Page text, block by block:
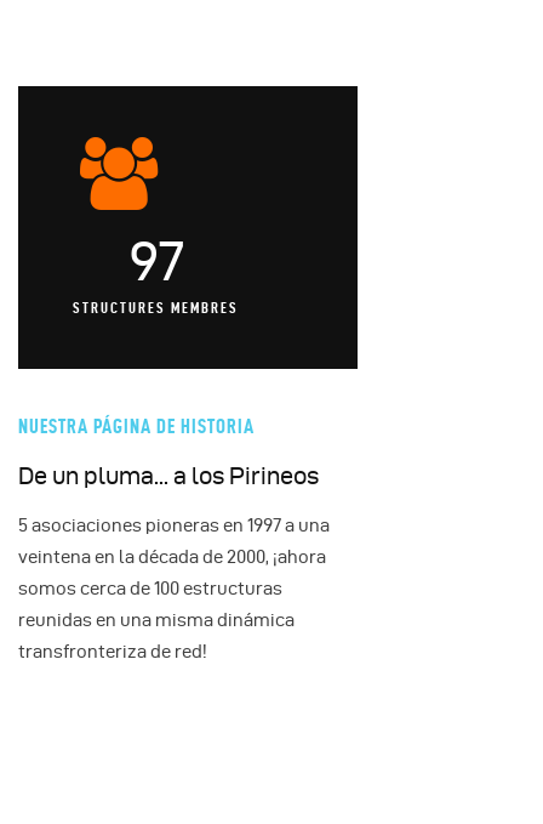
97
STRUCTURES MEMBRES
NUESTRA PÁGINA DE HISTORIA
De un pluma... a los Pirineos
5 asociaciones pioneras en 1997 a una
veintena en la década de 2000, ¡ahora
somos cerca de 100 estructuras
reunidas en una misma dinámica
transfronteriza de red!